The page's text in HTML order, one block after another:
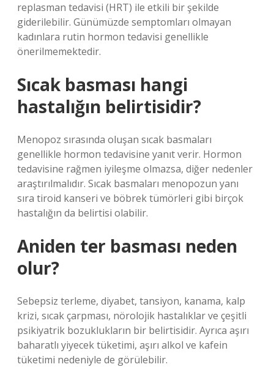
replasman tedavisi (HRT) ile etkili bir şekilde
giderilebilir. Günümüzde semptomları olmayan
kadınlara rutin hormon tedavisi genellikle
önerilmemektedir.
Sıcak basması hangi
hastalığın belirtisidir?
Menopoz sırasında oluşan sıcak basmaları
genellikle hormon tedavisine yanıt verir. Hormon
tedavisine rağmen iyileşme olmazsa, diğer nedenler
araştırılmalıdır. Sıcak basmaları menopozun yanı
sıra tiroid kanseri ve böbrek tümörleri gibi birçok
hastalığın da belirtisi olabilir.
Aniden ter basması neden
olur?
Sebepsiz terleme, diyabet, tansiyon, kanama, kalp
krizi, sıcak çarpması, nörolojik hastalıklar ve çeşitli
psikiyatrik bozuklukların bir belirtisidir. Ayrıca aşırı
baharatlı yiyecek tüketimi, aşırı alkol ve kafein
tüketimi nedeniyle de görülebilir.